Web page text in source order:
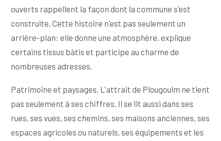
ouverts rappellent la façon dont la commune s'est
construite. Cette histoire n'est pas seulement un
arrière-plan: elle donne une atmosphère, explique
certains tissus bàtis et participe au charme de
nombreuses adresses.
Patrimoine et paysages. L'attrait de Plougoulm ne tient
pas seulement à ses chiffres. Il se lit aussi dans ses
rues, ses vues, ses chemins, ses maisons anciennes, ses
espaces agricoles ou naturels, ses équipements et les